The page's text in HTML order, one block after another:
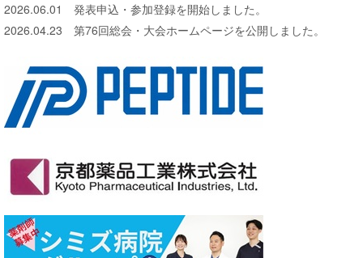
2026.06.01 発表申込・参加登録を開始しました。
2026.04.23 第76回総会・大会ホームページを公開しました。